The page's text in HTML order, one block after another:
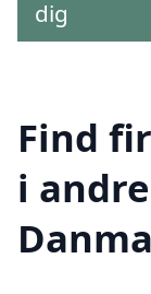
dig
Find
i